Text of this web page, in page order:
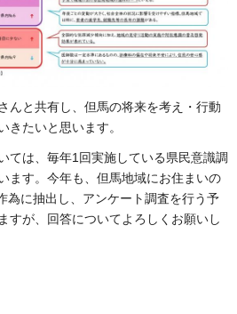
んと共有し、但馬の将来を考え・行動
きたいと思います。
ては、毎年1回実施している県民意識調
ます。今年も、但馬地域にお住まいの
為に抽出し、アンケート調査を行う予
すが、回答についてよろしくお願いし